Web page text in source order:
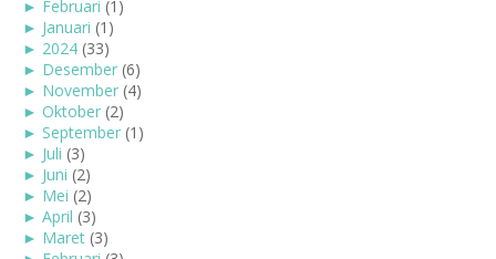
► Februari (1)
► Januari (1)
► 2024 (33)
► Desember (6)
► November (4)
► Oktober (2)
► September (1)
► Juli (3)
► Juni (2)
► Mei (2)
► April (3)
► Maret (3)